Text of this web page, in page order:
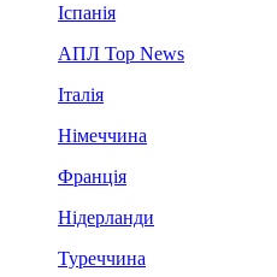
Іспанія
АПЛ Top News
Італія
Німеччина
Франція
Нідерланди
Туреччина